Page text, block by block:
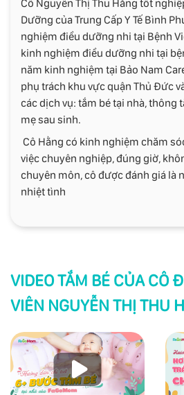
Cô Nguyễn Thị Thu Hằng tốt
Dưỡng của Trung Cấp Y Tế Bình
nghiệm điều dưỡng nhi tại Bệnh
kinh nghiệm điều dưỡng nhi tại
năm kinh nghiệm tại Bảo Nam
phụ trách khu vực quận Thủ Đức
các dịch vụ: tắm bé tại nhà, thông
mẹ sau sinh.
Cô Hằng có kinh nghiệm chăm
việc chuyên nghiệp, đúng giờ,
chuyên môn, cô được đánh giá là
nhiệt tình
VIDEO TẮM BÉ CỦA CÔ
VIÊN NGUYỄN THỊ THU